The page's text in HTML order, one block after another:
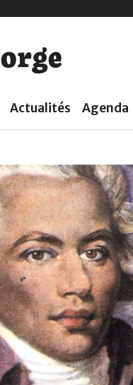
orge
Actualités Agenda